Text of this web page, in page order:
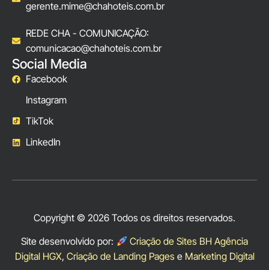
gerente.mime@chahoteis.com.br
REDE CHA - COMUNICAÇÃO:
comunicacao@chahoteis.com.br
Social Media
Facebook
Instagram
TikTok
LinkedIn
Copyright © 2026 Todos os direitos reservados.
Site desenvolvido por:
Criação de Sites BH Agência
Digital HGX, Criação de Landing Pagese Marketing Digital